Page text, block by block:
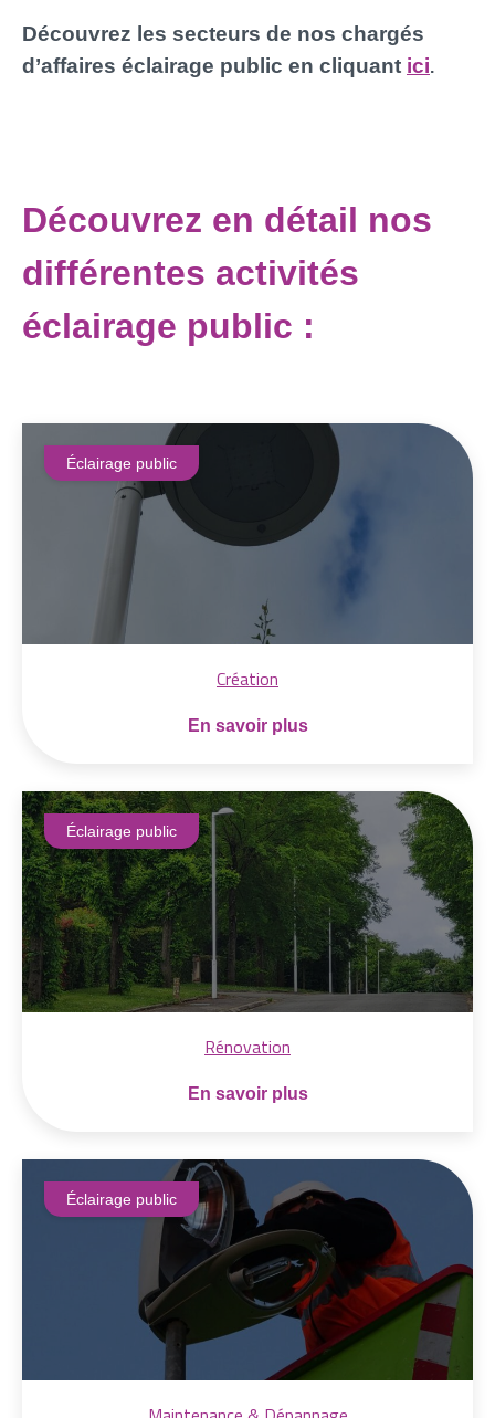
Découvrez les secteurs de nos chargés
d’affaires éclairage public en cliquant ici.
Découvrez en détail nos
différentes activités
éclairage public :
Éclairage public
Création
En savoir plus
Éclairage public
Rénovation
En savoir plus
Éclairage public